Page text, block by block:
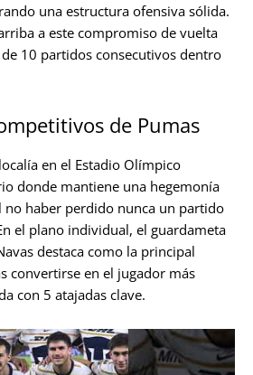
una estructura ofensiva sólida.
a este compromiso de vuelta
10 partidos consecutivos dentro
de Pumas
en el Estadio Olímpico
donde mantiene una hegemonía
no haber perdido nunca un partido
el plano individual, el guardameta
destaca como la principal
convertirse en el jugador más
con 5 atajadas clave.